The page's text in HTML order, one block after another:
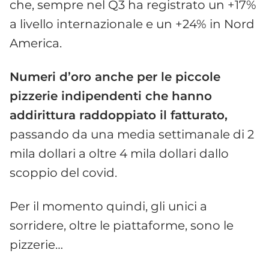
che, sempre nel Q3 ha registrato un +17%
a livello internazionale e un +24% in Nord
America.
Numeri d’oro anche per le piccole
pizzerie indipendenti che hanno
addirittura raddoppiato il fatturato,
passando da una media settimanale di 2
mila dollari a oltre 4 mila dollari dallo
scoppio del covid.
Per il momento quindi, gli unici a
sorridere, oltre le piattaforme, sono le
pizzerie…